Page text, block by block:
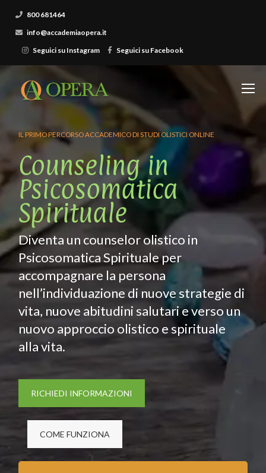
800 681464
info@accademiaopera.it
Seguici su Instagram
Seguici su Facebook
IL PRIMO PERCORSO ACCADEMICO DI STUDI OLISTICI ONLINE
Counseling in
Psicosomatica
Spirituale
Diventa un counselor olistico in
Psicosomatica Spirituale per
accompagnare la persona
nell’individuazione di nuove strategie di
vita, nuove abitudini salutari e verso un
nuovo approccio olistico e spirituale
alla vita.
RICHIEDI INFORMAZIONI
COME FUNZIONA